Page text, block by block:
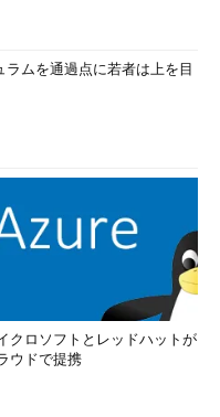
ラムを通過点に若者は上を目
クロソフトとレッドハットが
ウドで提携